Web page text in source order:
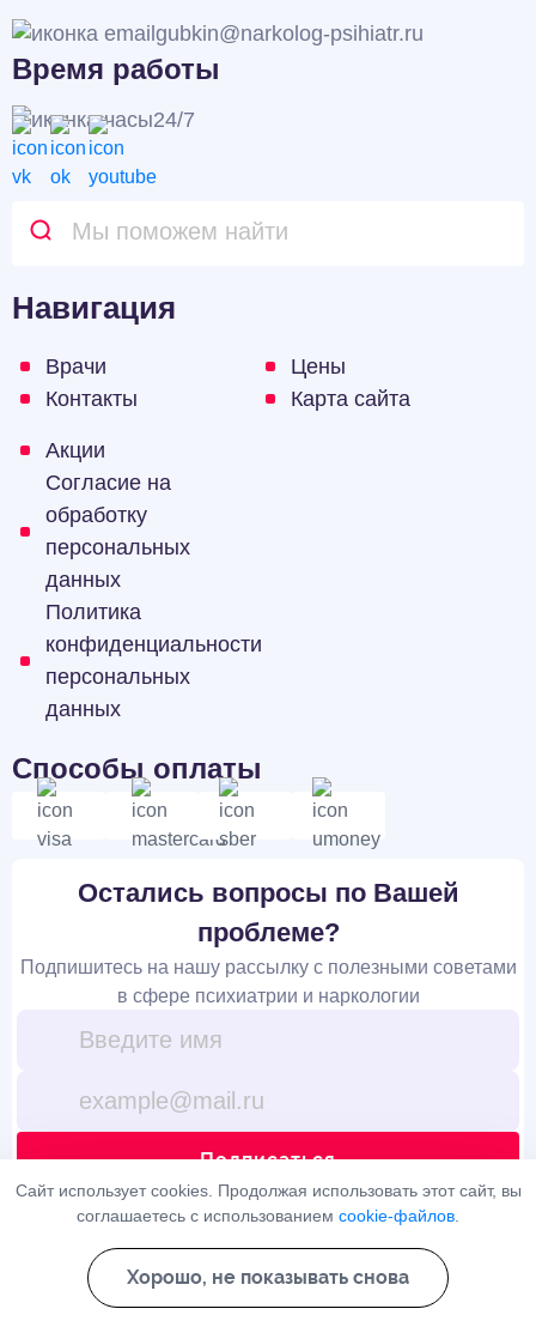
gubkin@narkolog-psihiatr.ru
Время работы
24/7
Навигация
Врачи
Цены
Контакты
Карта сайта
Акции
Согласие на
обработку
персональных
данных
Политика
конфиденциальности
персональных
данных
Способы оплаты
Остались вопросы по Вашей
проблеме?
Подпишитесь на нашу рассылку с полезными советами
в сфере психиатрии и наркологии
Подписаться
Я ознакомлен(а) сПолитикой конфиденциальностии даю свое
согласие наобработку персональных данных
На сайте используются cookies и сервис
Сайт использует cookies. Продолжая использовать этот сайт, вы
соглашаетесь с использованием cookie-файлов
Хорошо, не показывать снова